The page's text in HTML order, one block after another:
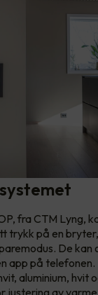
fra CTM Lyng,
trykk på en
De kan
app på telefonen.
aluminium, hvit